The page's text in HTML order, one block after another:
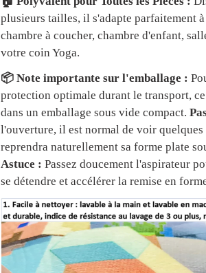
plusieurs tailles, il s'adapte parfaitement
chambre à coucher, chambre d'enfant,
votre coin Yoga.
📦 Note importante sur l'emballage :
protection optimale durant le transport,
dans un emballage sous vide compact.
l'ouverture, il est normal de voir quelques
reprendra naturellement sa forme plate
Astuce : Passez doucement l'aspirateur
se détendre et accélérer la remise en